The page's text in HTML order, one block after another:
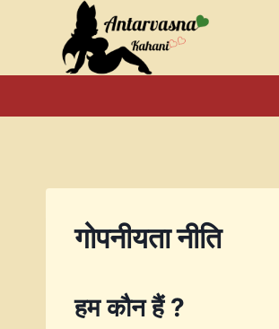
content
गोपनीयता नीति
हम कौन हैं ?